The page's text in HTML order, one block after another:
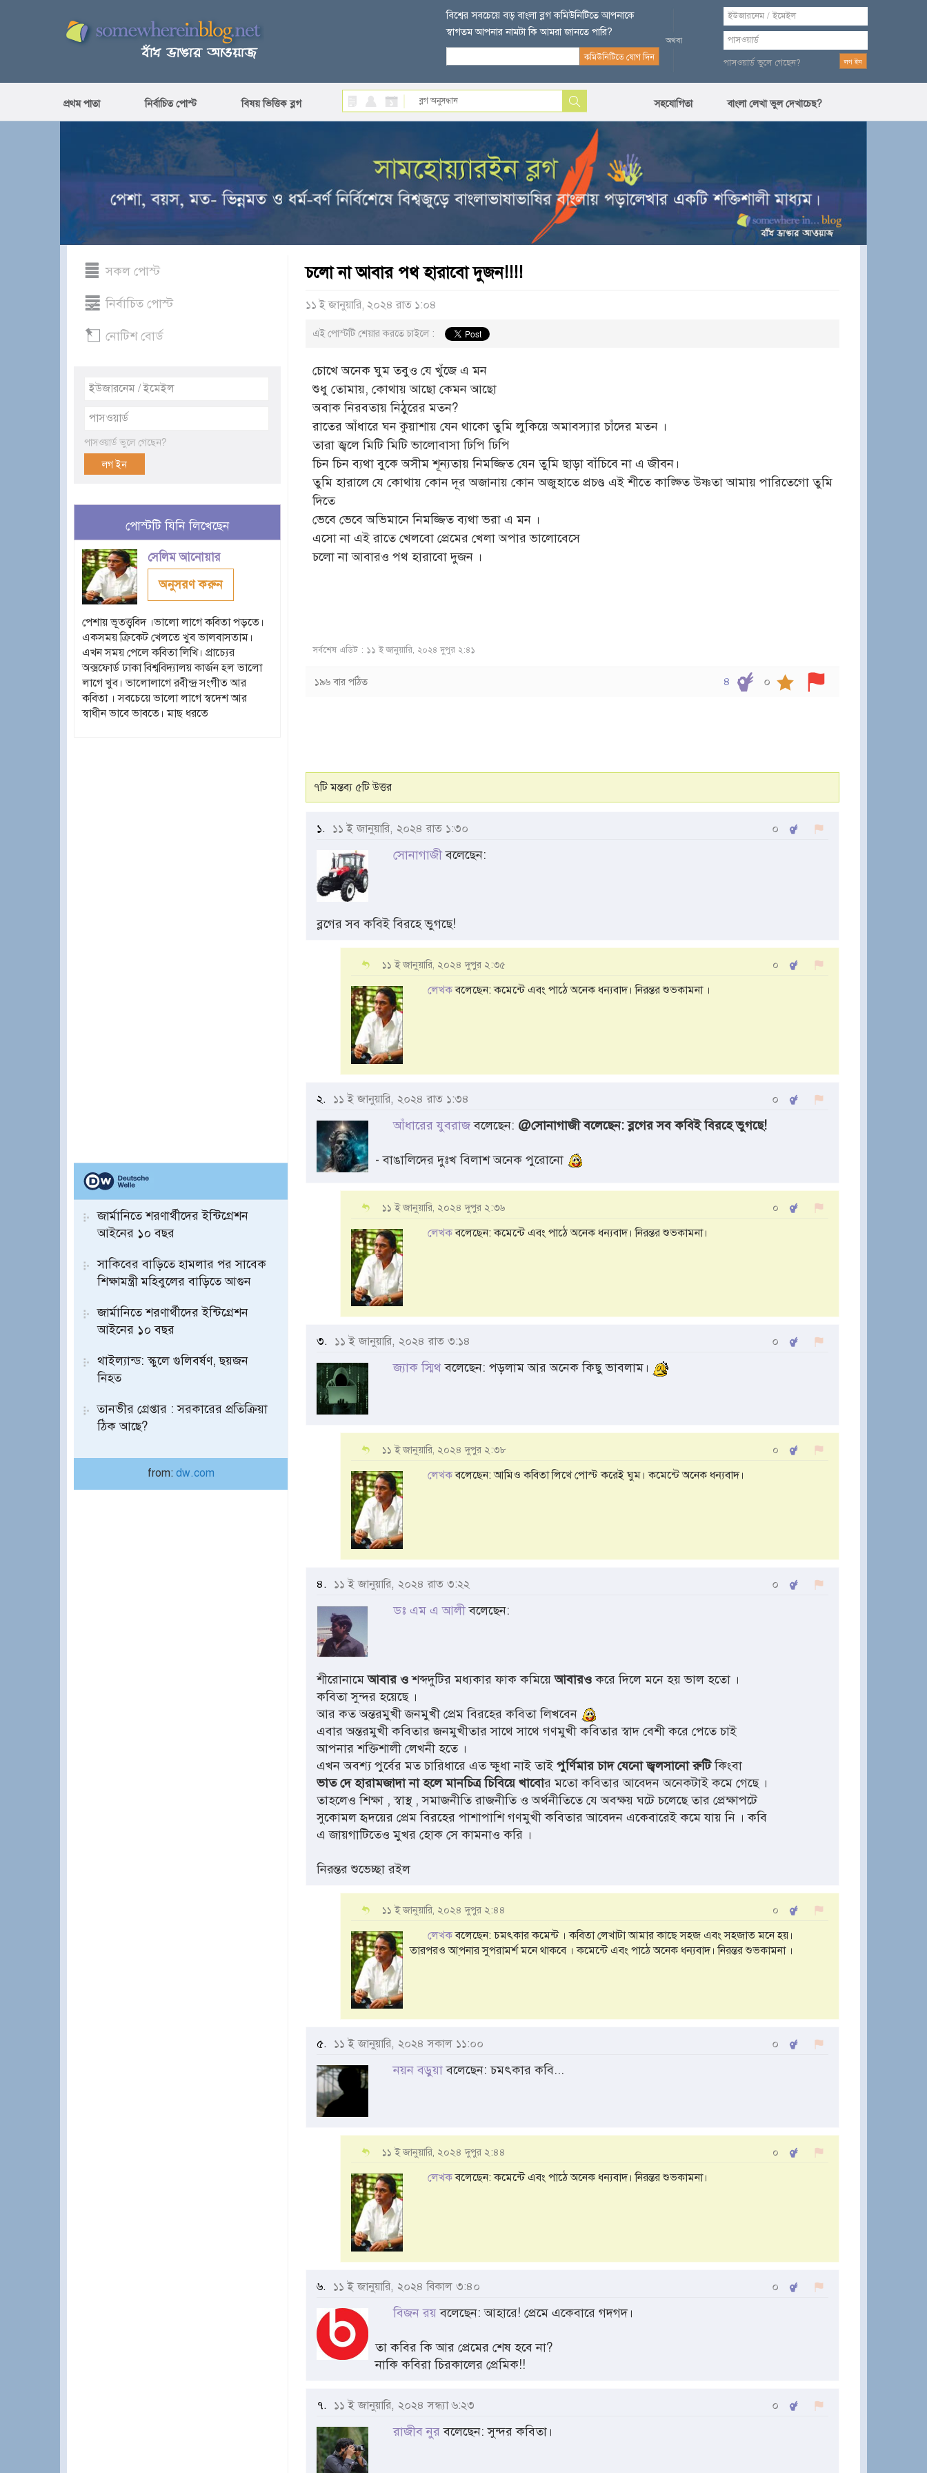
বিশ্বের সবচেয়ে বড় বাংলা ব্লগ কমিউনিটিতে আপনাকে
স্বাগতম আপনার নামটা কি আমরা জানতে পারি?
পাসওয়ার্ড ভুলে গেছেন?
প্রথম পাতা নির্বাচিত পোস্ট বিষয় ভিত্তিক ব্লগ সহযোগিতা বাংলা লেখা ভুল দেখাচেছ?
সকল পোস্ট
নির্বাচিত পোস্ট
নোটিশ বোর্ড
পাসওয়ার্ড ভুলে গেছেন?
পোস্টটি যিনি লিখেছেন
সেলিম আনোয়ার
অনুসরণ করুন
পেশায় ভূতত্ত্ববিদ ।ভালো লাগে কবিতা পড়তে।
একসময় ক্রিকেট খেলতে খুব ভালবাসতাম।
এখন সময় পেলে কবিতা লিখি। প্রাচ্যের
অক্সফোর্ড ঢাকা বিশ্ববিদ্যালয় কার্জন হল ভালো
লাগে খুব। ভালোলাগে রবীন্দ্র সংগীত আর
কবিতা । সবচেয়ে ভালো লাগে স্বদেশ আর
স্বাধীন ভাবে ভাবতে। মাছ ধরতে
জার্মানিতে শরণার্থীদের ইন্টিগ্রেশন
আইনের ১০ বছর
সাকিবের বাড়িতে হামলার পর সাবেক
শিক্ষামন্ত্রী মহিবুলের বাড়িতে আগুন
জার্মানিতে শরণার্থীদের ইন্টিগ্রেশন
আইনের ১০ বছর
থাইল্যান্ড: স্কুলে গুলিবর্ষণ, ছয়জন
নিহত
তানভীর গ্রেপ্তার : সরকারের প্রতিক্রিয়া
ঠিক আছে?
from: dw.com
চলো না আবার পথ হারাবো দুজন!!!!
১১ ই জানুয়ারি, ২০২৪ রাত ১:০৪
এই পোস্টটি শেয়ার করতে চাইলে :
চোখে অনেক ঘুম তবুও যে খুঁজে এ মন
শুধু তোমায়, কোথায় আছো কেমন আছো
অবাক নিরবতায় নিঠুরের মতন?
রাতের আঁধারে ঘন কুয়াশায় যেন থাকো তুমি লুকিয়ে অমাবস্যার চাঁদের মতন ।
তারা জ্বলে মিটি মিটি ভালোবাসা ঢিপি ঢিপি
চিন চিন ব্যথা বুকে অসীম শূন্যতায় নিমজ্জিত যেন তুমি ছাড়া বাঁচিবে না এ জীবন।
তুমি হারালে যে কোথায় কোন দূর অজানায় কোন অজুহাতে প্রচণ্ড এই শীতে কাঙ্ক্ষিত উষ্ণতা আমায় পারিতেগো তুমি
দিতে
ভেবে ভেবে অভিমানে নিমজ্জিত ব্যথা ভরা এ মন ।
এসো না এই রাতে খেলবো প্রেমের খেলা অপার ভালোবেসে
চলো না আবারও পথ হারাবো দুজন ।
সর্বশেষ এডিট : ১১ ই জানুয়ারি, ২০২৪ দুপুর ২:৪১
১৯৬ বার পঠিত ০
৪
৭টি মন্তব্য ৫টি উত্তর
১. ১১ ই জানুয়ারি, ২০২৪ রাত ১:৩০ ০
সোনাগাজীবলেছেন:
ব্লগের সব কবিই বিরহে ভুগছে!
১১ ই জানুয়ারি, ২০২৪ দুপুর ২:৩৫ ০
লেখকবলেছেন: কমেন্টে এবং পাঠে অনেক ধন্যবাদ। নিরন্তর শুভকামনা ।
২. ১১ ই জানুয়ারি, ২০২৪ রাত ১:৩৪ ০
আঁধারের যুবরাজবলেছেন: @সোনাগাজী বলেছেন: ব্লগের সব কবিই বিরহে ভুগছে!
- বাঙালিদের দুঃখ বিলাশ অনেক পুরোনো
১১ ই জানুয়ারি, ২০২৪ দুপুর ২:৩৬ ০
লেখকবলেছেন: কমেন্টে এবং পাঠে অনেক ধন্যবাদ। নিরন্তর শুভকামনা।
৩. ১১ ই জানুয়ারি, ২০২৪ রাত ৩:১৪ ০
জ্যাক স্মিথ বলেছেন: পড়লাম আর অনেক কিছু ভাবলাম।
১১ ই জানুয়ারি, ২০২৪ দুপুর ২:৩৮ ০
লেখকবলেছেন: আমিও কবিতা লিখে পোস্ট করেই ঘুম। কমেন্টে অনেক ধন্যবাদ।
৪. ১১ ই জানুয়ারি, ২০২৪ রাত ৩:২২ ০
ডঃ এম এ আলীবলেছেন:
শীরোনামেআবার ওশব্দদুটির মধ্যকার ফাক কমিয়েআবারওকরে দিলে মনে হয় ভাল হতো ।
কবিতা সুন্দর হয়েছে ।
আর কত অন্তরমুখী জনমুখী প্রেম বিরহের কবিতা লিখবেন
এবার অন্তরমুখী কবিতার জনমুখীতার সাথে সাথে গণমুখী কবিতার স্বাদ বেশী করে পেতে চাই
আপনার শক্তিশালী লেখনী হতে ।
এখন অবশ্য পুর্বের মত চারিধারে এত ক্ষুধা নাই তাইপুর্ণিমার চাদ যেনো জ্বলসানো রুটিকিংবা
ভাত দে হারামজাদা না হলে মানচিত্র চিবিয়ে খাবোর মতো কবিতার আবেদন অনেকটাই কমে গেছে ।
তাহলেও শিক্ষা , স্বাস্থ , সমাজনীতি রাজনীতি ও অর্থনীতিতে যে অবক্ষয় ঘটে চলেছে তার প্রেক্ষাপটে
সুকোমল হৃদয়ের প্রেম বিরহের পাশাপাশি গণমুখী কবিতার আবেদন একেবারেই কমে যায় নি । কবি
এ জায়গাটিতেও মুখর হোক সে কামনাও করি ।
নিরন্তর শুভেচ্ছা রইল
১১ ই জানুয়ারি, ২০২৪ দুপুর ২:৪৪ ০
লেখকবলেছেন: চমৎকার কমেন্ট । কবিতা লেখাটা আমার কাছে সহজ এবং সহজাত মনে হয়।
তারপরও আ্পনার সুপরামর্শ মনে থাকবে । কমেন্টে এবং পাঠে অনেক ধন্যবাদ। নিরন্তর শুভকামনা ।
৫. ১১ ই জানুয়ারি, ২০২৪ সকাল ১১:০০ ০
নয়ন বড়ুয়াবলেছেন: চমৎকার কবি...
১১ ই জানুয়ারি, ২০২৪ দুপুর ২:৪৪ ০
লেখকবলেছেন: কমেন্টে এবং পাঠে অনেক ধন্যবাদ। নিরন্তর শুভকামনা।
৬. ১১ ই জানুয়ারি, ২০২৪ বিকাল ৩:৪০ ০
বিজন রয়বলেছেন: আহারে! প্রেমে একেবারে গদগদ।
তা কবির কি আর প্রেমের শেষ হবে না?
নাকি কবিরা চিরকালের প্রেমিক!!
৭. ১১ ই জানুয়ারি, ২০২৪ সন্ধ্যা ৬:২৩ ০
রাজীব নুর বলেছেন: সুন্দর কবিতা।